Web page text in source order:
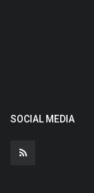
SOCIAL MEDIA